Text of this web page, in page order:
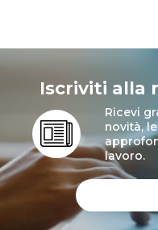
Iscriviti alla
Ricevi
novità,
lavoro.